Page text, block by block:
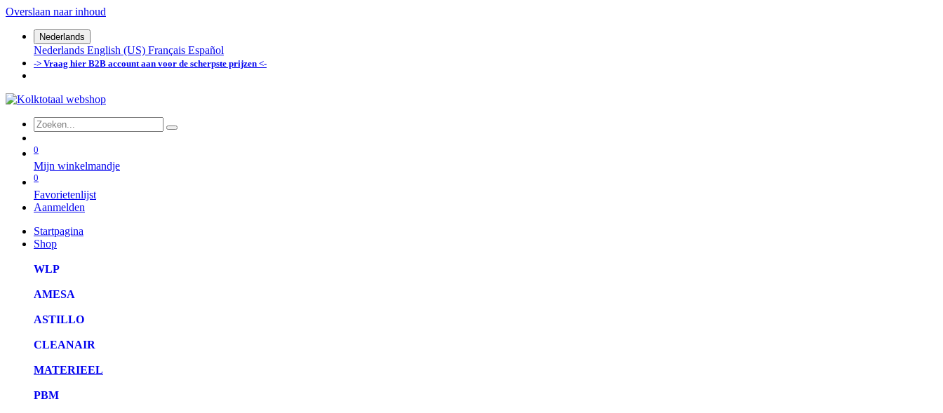
Overslaan naar inhoud
Nederlands
Nederlands English (US) Français Español
-> Vraag hier B2B account aan voor de scherpste prijzen <-
0
Mijn winkelmandje
0
Favorietenlijst
Aanmelden
Startpagina
Shop
WLP
AMESA
ASTILLO
CLEANAIR
MATERIEEL
PBM